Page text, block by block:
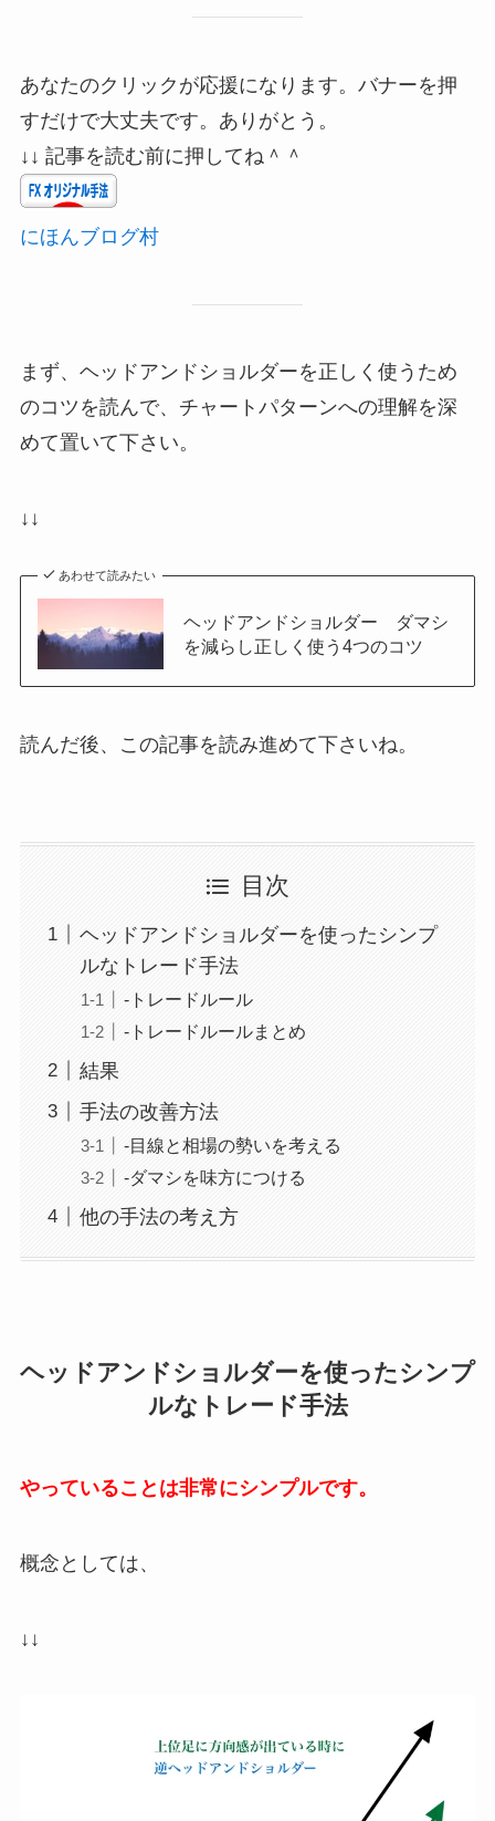
あなたのクリックが応援になります。バナーを押
すだけで大丈夫です。ありがとう。
↓↓ 記事を読む前に押してね＾＾
にほんブログ村
まず、ヘッドアンドショルダーを正しく使うため
のコツを読んで、チャートパターンへの理解を深
めて置いて下さい。
↓↓
あわせて読みたい
ヘッドアンドショルダー ダマシ
を減らし正しく使う4つのコツ
読んだ後、この記事を読み進めて下さいね。
目次
ヘッドアンドショルダーを使ったシンプ
ルなトレード手法
-トレードルール
-トレードルールまとめ
結果
手法の改善方法
-目線と相場の勢いを考える
-ダマシを味方につける
他の手法の考え方
ヘッドアンドショルダーを使ったシンプ
ルなトレード手法
やっていることは非常にシンプルです。
概念としては、
↓↓